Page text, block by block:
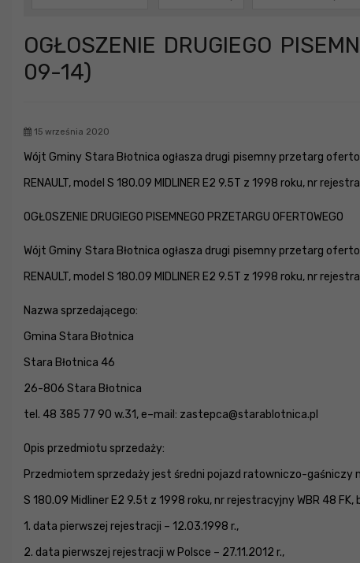
OGŁOSZENIE DRUGIEGO
09-14)
15 września 2020
Wójt Gminy Stara Błotnica ogłasza drugi pisemny przetarg
RENAULT, model S 180.09 MIDLINER E2 9.5T z 1998 roku, nr
OGŁOSZENIE DRUGIEGO PISEMNEGO PRZETARGU OFERTOWEGO
Wójt Gminy Stara Błotnica ogłasza drugi pisemny przetarg
RENAULT, model S 180.09 MIDLINER E2 9.5T z 1998 roku, nr
Nazwa sprzedającego:
Gmina Stara Błotnica
Stara Błotnica 46
26-806 Stara Błotnica
tel. 48 385 77 90 w.31, e–mail: zastepca@starablotnica.pl
Opis przedmiotu sprzedaży:
Przedmiotem sprzedaży jest średni pojazd ratowniczo-gaśniczy
S 180.09 Midliner E2 9.5t z 1998 roku, nr rejestracyjny WBR 48
1. data pierwszej rejestracji – 12.03.1998 r.,
2. data pierwszej rejestracji w Polsce – 27.11.2012 r.,